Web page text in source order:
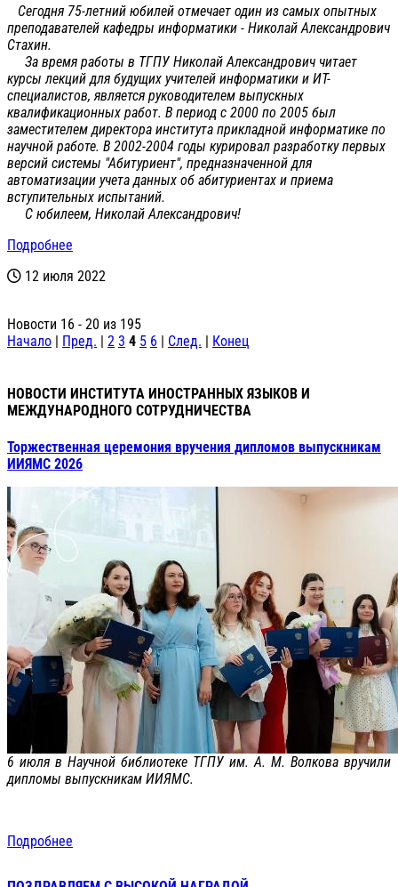
Сегодня 75-летний юбилей отмечает один из самых опытных
преподавателей кафедры информатики - Николай Александрович
Стахин.
За время работы в ТГПУ Николай Александрович читает
курсы лекций для будущих учителей информатики и ИТ-
специалистов, является руководителем выпускных
квалификационных работ. В период с 2000 по 2005 был
заместителем директора института прикладной информатике по
научной работе. В 2002-2004 годы курировал разработку первых
версий системы "Абитуриент", предназначенной для
автоматизации учета данных об абитуриентах и приема
вступительных испытаний.
С юбилеем, Николай Александрович!
Подробнее
12 июля 2022
Новости 16 - 20 из 195
Начало | Пред. | 2 3 4 5 6 | След. | Конец
НОВОСТИ ИНСТИТУТА ИНОСТРАННЫХ ЯЗЫКОВ И
МЕЖДУНАРОДНОГО СОТРУДНИЧЕСТВА
Торжественная церемония вручения дипломов выпускникам
ИИЯМС 2026
6 июля в Научной библиотеке ТГПУ им. А. М. Волкова вручили
дипломы выпускникам ИИЯМС.
Подробнее